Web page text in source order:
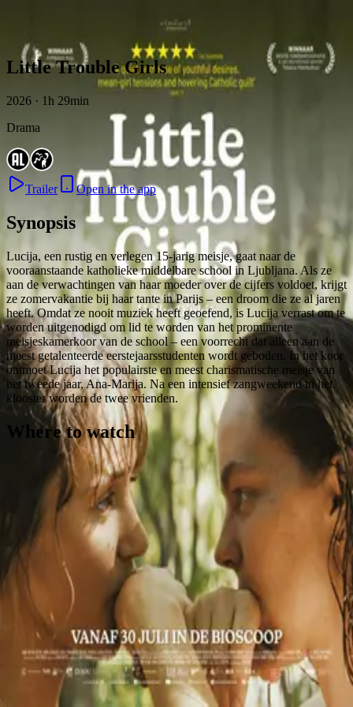
Little Trouble Girls
2026 · 1h 29min
Drama
Trailer Open in the app
Synopsis
Lucija, een rustig en verlegen 15-jarig meisje, gaat naar de
vooraanstaande katholieke middelbare school in Ljubljana. Als ze
aan de verwachtingen van haar moeder over de cijfers voldoet, krijgt
ze zomervakantie bij haar tante in Parijs – een droom die ze al jaren
heeft. Omdat ze nooit muziek heeft geoefend, is Lucija verrast om te
worden uitgenodigd om lid te worden van het prominente
meisjeskamerkoor van de school – een voorrecht dat alleen aan de
meest getalenteerde eerstejaarsstudenten wordt geboden. In het koor
ontmoet Lucija het populairste en meest charismatische meisje van
het tweede jaar, Ana-Marija. Na een intensief zangweekend in het
klooster worden de twee vrienden.
Where to watch
FeedbackPrivacyTerms
Byoscoop·a product of Boydroid B.V.